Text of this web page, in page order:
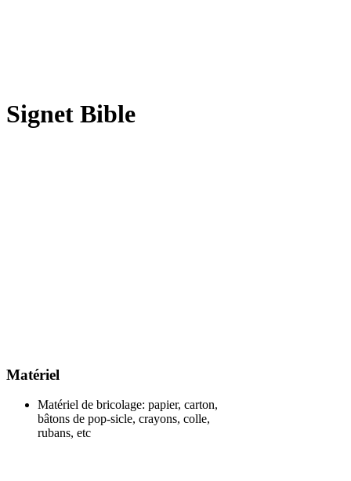
Signet Bible
Matériel
Matériel de bricolage: papier, carton,
bâtons de pop-sicle, crayons, colle,
rubans, etc